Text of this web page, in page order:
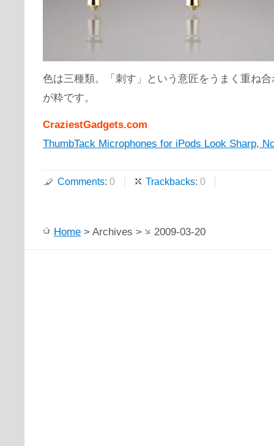
色は三種類。「刺す」という意匠をうまく重ね
が粋です。
CraziestGadgets.com
ThumbTack Microphones for iPods Look Sharp,
Comments: 0 Trackbacks: 0
Home > Archives > 2009-03-20